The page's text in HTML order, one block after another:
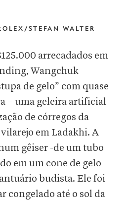
STEFAN WALTER
arrecadados em
Wangchuk
de gelo” com quase
– uma geleira artificial
de córregos da
em Ladakhi. A
gêiser -de um tubo
em um cone de gelo
budista. Ele foi
congelado até o sol da